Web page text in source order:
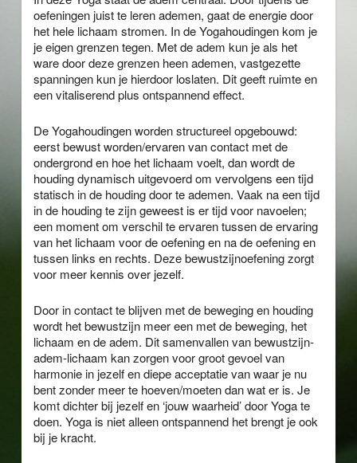
oefeningen juist te leren ademen, gaat de energie door
het hele lichaam stromen. In de Yogahoudingen kom je
je eigen grenzen tegen. Met de adem kun je als het
ware door deze grenzen heen ademen, vastgezette
spanningen kun je hierdoor loslaten. Dit geeft ruimte en
een vitaliserend plus ontspannend effect.
De Yogahoudingen worden structureel opgebouwd:
eerst bewust worden/ervaren van contact met de
ondergrond en hoe het lichaam voelt, dan wordt de
houding dynamisch uitgevoerd om vervolgens een tijd
statisch in de houding door te ademen. Vaak na een tijd
in de houding te zijn geweest is er tijd voor navoelen;
een moment om verschil te ervaren tussen de ervaring
van het lichaam voor de oefening en na de oefening en
tussen links en rechts. Deze bewustzijnoefening zorgt
voor meer kennis over jezelf.
Door in contact te blijven met de beweging en houding
wordt het bewustzijn meer een met de beweging, het
lichaam en de adem. Dit samenvallen van bewustzijn-
adem-lichaam kan zorgen voor groot gevoel van
harmonie in jezelf en diepe acceptatie van waar je nu
bent zonder meer te hoeven/moeten dan wat er is. Je
komt dichter bij jezelf en ‘jouw waarheid’ door Yoga te
doen. Yoga is niet alleen ontspannend het brengt je ook
bij je kracht.